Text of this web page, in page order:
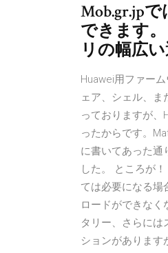
Mob.gr.jp
できます
リの幅広い
Huawei用ファー
ェア、シェル、
っておりますが、
ったからです。
に書いてあった通
した。 ところが
ては必要になる場
ロードができな
タリー、さらには
ションがあります